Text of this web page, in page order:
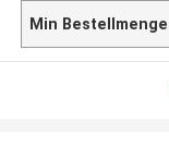
Min Bestellmenge